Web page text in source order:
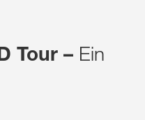
Tour – Ein